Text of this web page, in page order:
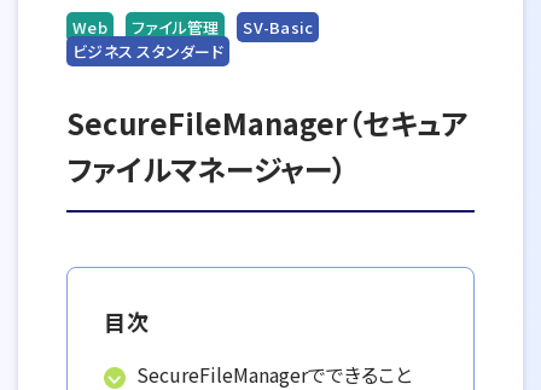
Web ファイル管理
SV-Basic
ビジネス スタンダード
SecureFileManager（セキュア
ファイルマネージャー）
目次
SecureFileManagerでできること